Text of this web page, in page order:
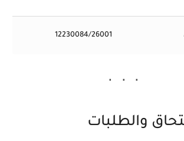
12230084/26001
والطلبات